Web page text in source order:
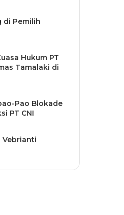
di Pemilih
Hukum PT
Tamalaki di
Pao Blokade
PT CNI
Vebrianti